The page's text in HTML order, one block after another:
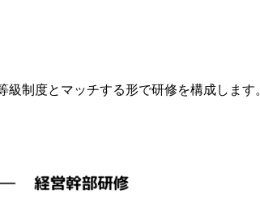
制度とマッチする形で研修を構成します。